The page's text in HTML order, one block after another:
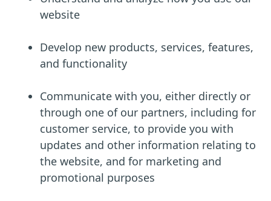
website
Develop new products, services, features,
and functionality
Communicate with you, either directly or
through one of our partners, including for
customer service, to provide you with
updates and other information relating to
the website, and for marketing and
promotional purposes